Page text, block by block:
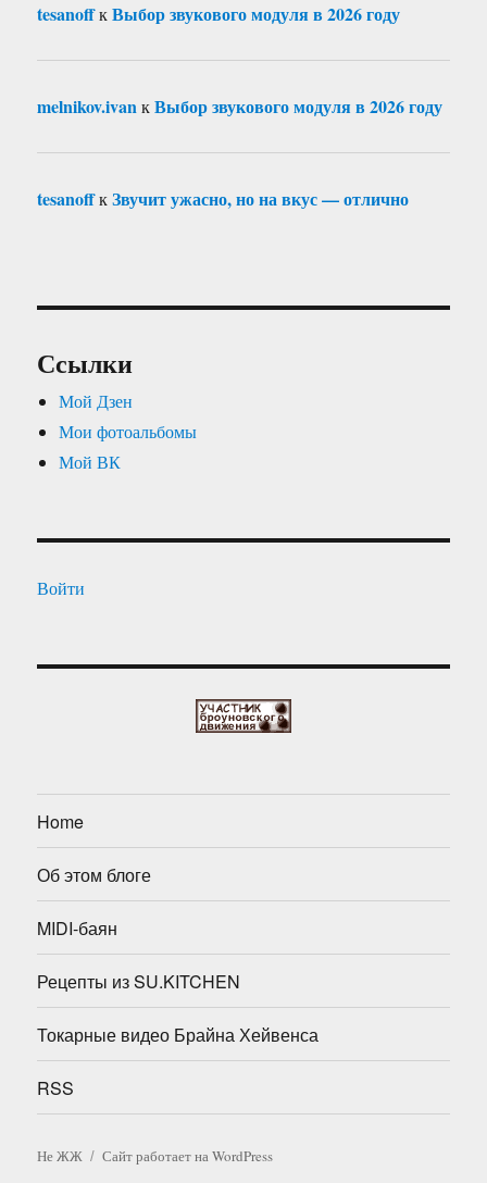
tesanoffкВыбор звукового модуля в 2026 году
melnikov.ivanкВыбор звукового модуля в 2026 году
tesanoffкЗвучит ужасно, но на вкус — отлично
Ссылки
Мой Дзен
Мои фотоальбомы
Мой ВК
Войти
Home
Об этом блоге
MIDI-баян
Рецепты из SU.KITCHEN
Токарные видео Брайна Хейвенса
RSS
Не ЖЖ Сайт работает на WordPress